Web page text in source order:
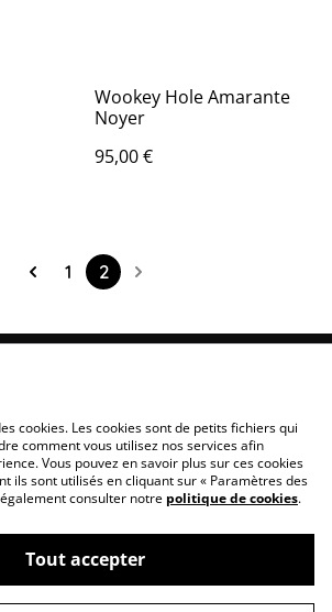
Wookey Hole Amarante
Noyer
95,00 €
1 2
de
Politique de cookies
cookies. Les cookies sont de petits fichiers qui
comment vous utilisez nos services afin
Vous pouvez en savoir plus sur ces cookies
ils sont utilisés en cliquant sur « Paramètres des
consulter notre politique de cookies.
Tout accepter